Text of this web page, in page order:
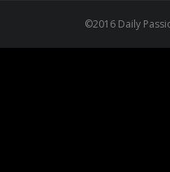
©2016 Daily